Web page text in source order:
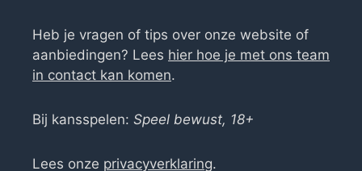
Heb je vragen of tips over onze website of
aanbiedingen? Lees hier hoe je met ons team
in contact kan komen.
Bij kansspelen: Speel bewust, 18+
Lees onze privacyverklaring.